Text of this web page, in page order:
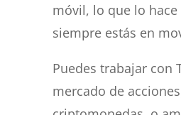
móvil, lo que lo hace
siempre estás en
Puedes trabajar con
mercado de